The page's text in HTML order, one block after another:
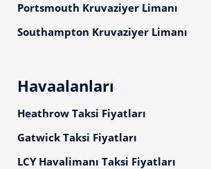
Portsmouth Kruvaziyer Limanı
Southampton Kruvaziyer Limanı
Havaalanları
Heathrow Taksi Fiyatları
Gatwick Taksi Fiyatları
LCY Havalimanı Taksi Fiyatları